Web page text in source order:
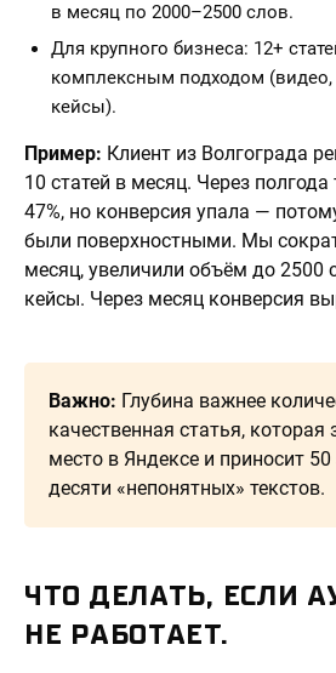
в месяц по 2000–2500 слов.
Для крупного бизнеса: 12+
комплексным подходом
кейсы).
Пример: Клиент из Волгограда
10 статей в месяц. Через
47%, но конверсия упала —
были поверхностными. Мы
месяц, увеличили объём до 2500
кейсы. Через месяц конверсия
Важно: Глубина важнее
качественная статья, которая
место в Яндексе и приносит 50
десяти «непонятных» текстов.
ЧТО ДЕЛАТЬ, ЕСЛИ
НЕ РАБОТАЕТ.